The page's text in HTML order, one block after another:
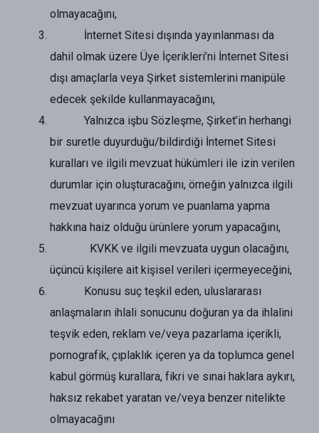
olmayacağını,
İnternet Sitesi dışında yayınlanması da
dahil olmak üzere Üye İçerikleri’ni İnternet Sitesi
dışı amaçlarla veya Şirket sistemlerini manipüle
edecek şekilde kullanmayacağını,
Yalnızca işbu Sözleşme, Şirket’in herhangi
bir suretle duyurduğu/bildirdiği İnternet Sitesi
kuralları ve ilgili mevzuat hükümleri ile izin verilen
durumlar için oluşturacağını, örneğin yalnızca ilgili
mevzuat uyarınca yorum ve puanlama yapma
hakkına haiz olduğu ürünlere yorum yapacağını,
KVKK ve ilgili mevzuata uygun olacağını,
üçüncü kişilere ait kişisel verileri içermeyeceğini,
Konusu suç teşkil eden, uluslararası
anlaşmaların ihlali sonucunu doğuran ya da ihlalini
teşvik eden, reklam ve/veya pazarlama içerikli,
pornografik, çıplaklık içeren ya da toplumca genel
kabul görmüş kurallara, fikri ve sınai haklara aykırı,
haksız rekabet yaratan ve/veya benzer nitelikte
olmayacağını